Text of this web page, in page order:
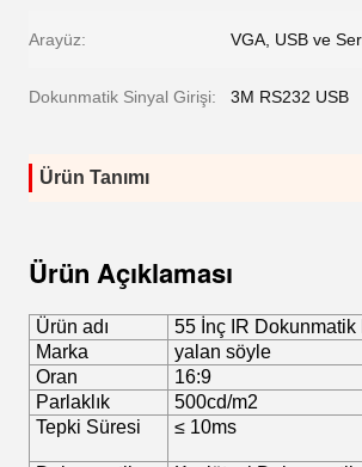
Arayüz: VGA, USB ve
Dokunmatik Sinyal Girişi: 3M RS232 USB
Ürün Tanımı
Ürün Açıklaması
Ürün adı 55 İnç IR Dokunmatik
Marka
yalan söyle
Oran
16:9
Parlaklık
500cd/m2
Tepki Süresi
≤ 10ms